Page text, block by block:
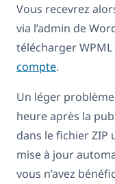
Vous recevrez
via l’admin de
télécharger
compte.
Un léger
heure après la
dans le fichier ZIP
mise à jour
vous n’avez